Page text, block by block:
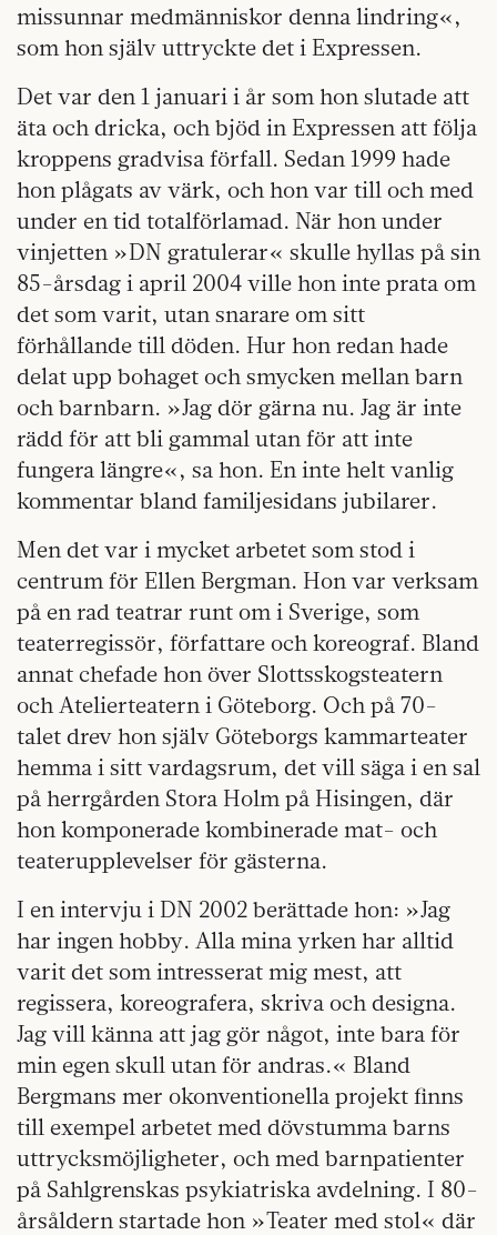
missunnar medmänniskor denna lindring«,
som hon själv uttryckte det i Expressen.
Det var den 1 januari i år som hon slutade att
äta och dricka, och bjöd in Expressen att följa
kroppens gradvisa förfall. Sedan 1999 hade
hon plågats av värk, och hon var till och med
under en tid totalförlamad. När hon under
vinjetten »DN gratulerar« skulle hyllas på sin
85-årsdag i april 2004 ville hon inte prata om
det som varit, utan snarare om sitt
förhållande till döden. Hur hon redan hade
delat upp bohaget och smycken mellan barn
och barnbarn. »Jag dör gärna nu. Jag är inte
rädd för att bli gammal utan för att inte
fungera längre«, sa hon. En inte helt vanlig
kommentar bland familjesidans jubilarer.
Men det var i mycket arbetet som stod i
centrum för Ellen Bergman. Hon var verksam
på en rad teatrar runt om i Sverige, som
teaterregissör, författare och koreograf. Bland
annat chefade hon över Slottsskogsteatern
och Atelierteatern i Göteborg. Och på 70-
talet drev hon själv Göteborgs kammarteater
hemma i sitt vardagsrum, det vill säga i en sal
på herrgården Stora Holm på Hisingen, där
hon komponerade kombinerade mat- och
teaterupplevelser för gästerna.
I en intervju i DN 2002 berättade hon: »Jag
har ingen hobby. Alla mina yrken har alltid
varit det som intresserat mig mest, att
regissera, koreografera, skriva och designa.
Jag vill känna att jag gör något, inte bara för
min egen skull utan för andras.« Bland
Bergmans mer okonventionella projekt finns
till exempel arbetet med dövstumma barns
uttrycksmöjligheter, och med barnpatienter
på Sahlgrenskas psykiatriska avdelning. I 80-
årsåldern startade hon »Teater med stol« där